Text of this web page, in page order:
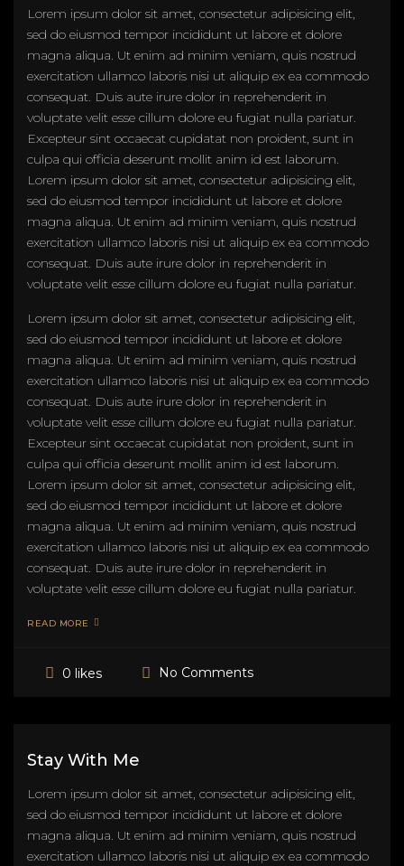
Lorem ipsum dolor sit amet, consectetur adipisicing elit,
sed do eiusmod tempor incididunt ut labore et dolore
magna aliqua. Ut enim ad minim veniam, quis nostrud
exercitation ullamco laboris nisi ut aliquip ex ea commodo
consequat. Duis aute irure dolor in reprehenderit in
voluptate velit esse cillum dolore eu fugiat nulla pariatur.
Excepteur sint occaecat cupidatat non proident, sunt in
culpa qui officia deserunt mollit anim id est laborum.
Lorem ipsum dolor sit amet, consectetur adipisicing elit,
sed do eiusmod tempor incididunt ut labore et dolore
magna aliqua. Ut enim ad minim veniam, quis nostrud
exercitation ullamco laboris nisi ut aliquip ex ea commodo
consequat. Duis aute irure dolor in reprehenderit in
voluptate velit esse cillum dolore eu fugiat nulla pariatur.
Lorem ipsum dolor sit amet, consectetur adipisicing elit,
sed do eiusmod tempor incididunt ut labore et dolore
magna aliqua. Ut enim ad minim veniam, quis nostrud
exercitation ullamco laboris nisi ut aliquip ex ea commodo
consequat. Duis aute irure dolor in reprehenderit in
voluptate velit esse cillum dolore eu fugiat nulla pariatur.
Excepteur sint occaecat cupidatat non proident, sunt in
culpa qui officia deserunt mollit anim id est laborum.
Lorem ipsum dolor sit amet, consectetur adipisicing elit,
sed do eiusmod tempor incididunt ut labore et dolore
magna aliqua. Ut enim ad minim veniam, quis nostrud
exercitation ullamco laboris nisi ut aliquip ex ea commodo
consequat. Duis aute irure dolor in reprehenderit in
voluptate velit esse cillum dolore eu fugiat nulla pariatur.
READ MORE
0 likes No Comments
Stay With Me
Lorem ipsum dolor sit amet, consectetur adipisicing elit,
sed do eiusmod tempor incididunt ut labore et dolore
magna aliqua. Ut enim ad minim veniam, quis nostrud
exercitation ullamco laboris nisi ut aliquip ex ea commodo